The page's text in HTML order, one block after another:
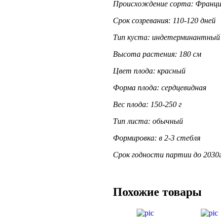
Происхождение сорта:
Срок созревания: 110-120 дней
Тип куста: индетерминантный
Высота растения: 180 см
Цвет плода: красный
Форма плода: сердцевидная
Вес плода: 150-250 г
Тип листа: обычный
Формировка: в 2-3 стебля
Срок годности партии до
Похожие товары